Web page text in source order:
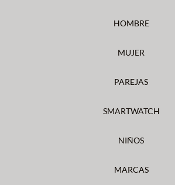
HOMBRE
MUJER
PAREJAS
SMARTWATCH
NIÑOS
MARCAS